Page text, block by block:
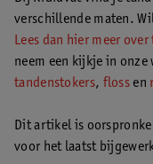
verschillende maten.
Lees dan hier meer
neem een kijkje in
tandenstokers, floss en
Dit artikel is
voor het laatst